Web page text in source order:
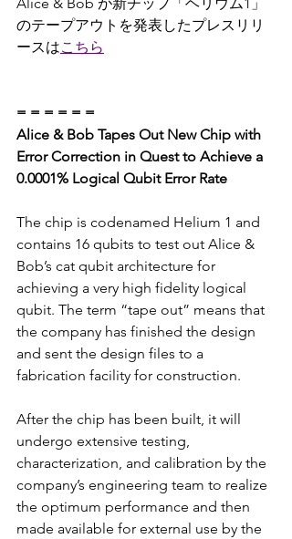
Alice & Bob が新チップ「ヘリウム1」
のテープアウトを発表したプレスリリ
ースはこちら
= = = = = =
Alice & Bob Tapes Out New Chip with
Error Correction in Quest to Achieve a
0.0001% Logical Qubit Error Rate
The chip is codenamed Helium 1 and
contains 16 qubits to test out Alice &
Bob’s cat qubit architecture for
achieving a very high fidelity logical
qubit. The term “tape out” means that
the company has finished the design
and sent the design files to a
fabrication facility for construction.
After the chip has been built, it will
undergo extensive testing,
characterization, and calibration by the
company’s engineering team to realize
the optimum performance and then
made available for external use by the